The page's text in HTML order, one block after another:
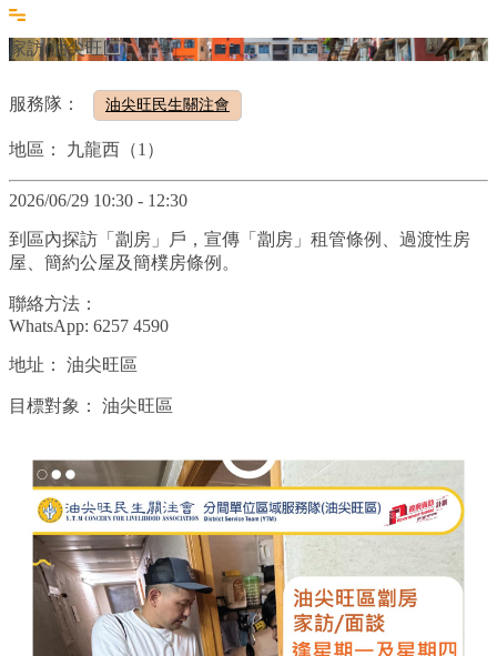
家訪(油尖旺區)
服務隊： 油尖旺民生關注會
地區： 九龍西（1）
2026/06/29 10:30 - 12:30
到區內探訪「劏房」戶，宣傳「劏房」租管條例、過渡性房
屋、簡約公屋及簡樸房條例。
聯絡方法：
WhatsApp: 6257 4590
地址： 油尖旺區
目標對象： 油尖旺區